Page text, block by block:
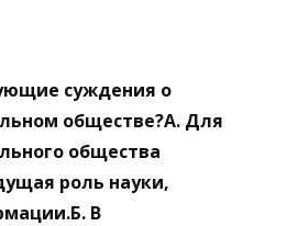
суждения о
обществе?А. Для
общества
роль науки,
В